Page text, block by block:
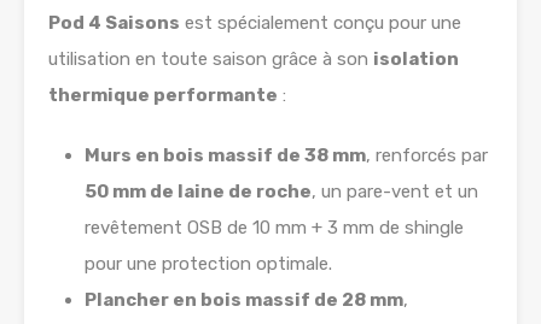
Pod 4 Saisons est spécialement conçu pour une
utilisation en toute saison grâce à son isolation
thermique performante :
Murs en bois massif de 38 mm, renforcés par
50 mm de laine de roche, un pare-vent et un
revêtement OSB de 10 mm + 3 mm de shingle
pour une protection optimale.
Plancher en bois massif de 28 mm,